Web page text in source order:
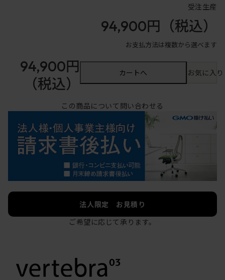
受注生産
94,900円 （税込）
お支払方法は複数から選べます
94,900円
（税込）
カートへ お気に入
この商品について問い合わせる
法人限定 お見積り
ご希望に応じて承ります。